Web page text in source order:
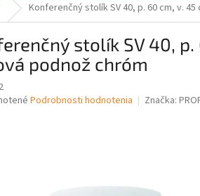
Konferenčný stolík SV 40, p. 60 cm, v.
stolík SV 40,
podnož chróm
Podrobnosti hodnotenia Značka: